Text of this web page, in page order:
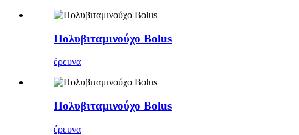
Πολυβιταμινούχο Bolus
έρευνα
Πολυβιταμινούχο Bolus
έρευνα